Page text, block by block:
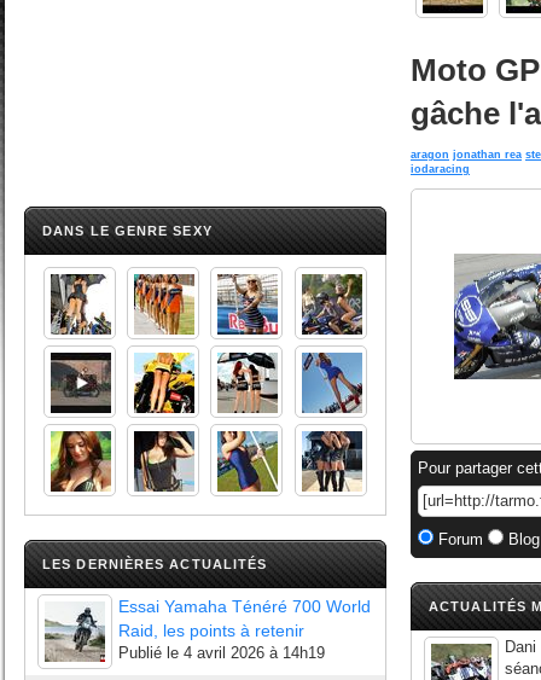
DANS LE GENRE SEXY
LES DERNIÈRES ACTUALITÉS
Essai Yamaha Ténéré 700 World
Raid, les points à retenir
Publié le 4 avril 2026 à 14h19
Moto
gâche
aragon jonathan rea
iodaracing
Pour partager
Forum
ACTUALITÉS